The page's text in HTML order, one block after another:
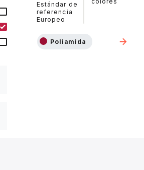
Estándar de
referencia
Europeo
Poliamida